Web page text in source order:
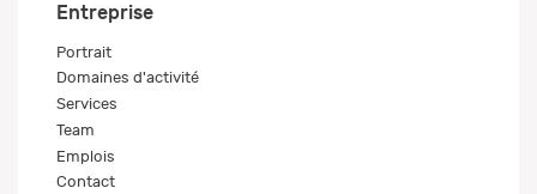
Entreprise
Portrait
Domaines d'activité
Services
Team
Emplois
Contact